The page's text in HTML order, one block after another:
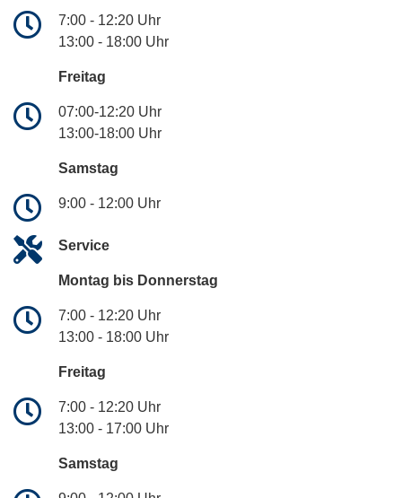
7:00 - 12:20 Uhr
13:00 - 18:00 Uhr
Freitag
07:00-12:20 Uhr
13:00-18:00 Uhr
Samstag
9:00 - 12:00 Uhr
Service
Montag bis Donnerstag
7:00 - 12:20 Uhr
13:00 - 18:00 Uhr
Freitag
7:00 - 12:20 Uhr
13:00 - 17:00 Uhr
Samstag